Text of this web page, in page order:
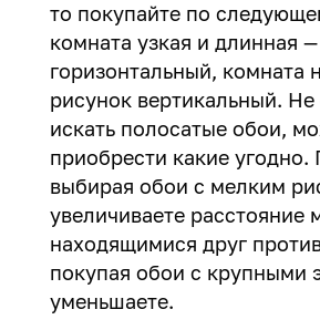
то покупайте по
комната узкая и длинная
горизонтальный, комната
рисунок вертикальный. Не
искать полосатые обои,
приобрести какие угодно.
выбирая обои с мелким
увеличиваете расстояние
находящимися друг
покупая обои с крупными
уменьшаете.